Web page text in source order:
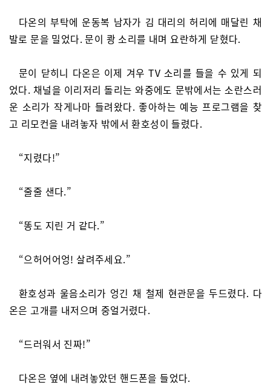
다온의 부탁에 운동복 남자가 김 대리의 허리에 매달린 채
발로 문을 밀었다. 문이 쾅 소리를 내며 요란하게 닫혔다.
문이 닫히니 다온은 이제 겨우 TV 소리를 들을 수 있게 되
었다. 채널을 이리저리 돌리는 와중에도 문밖에서는 소란스러
운 소리가 작게나마 들려왔다. 좋아하는 예능 프로그램을 찾
고 리모컨을 내려놓자 밖에서 환호성이 들렸다.
“지렸다!”
“줄줄 샌다.”
“똥도 지린 거 같다.”
“으허어어엉! 살려주세요.”
환호성과 울음소리가 엉긴 채 철제 현관문을 두드렸다. 다
온은 고개를 내저으며 중얼거렸다.
“드러워서 진짜!”
다온은 옆에 내려놓았던 핸드폰을 들었다.